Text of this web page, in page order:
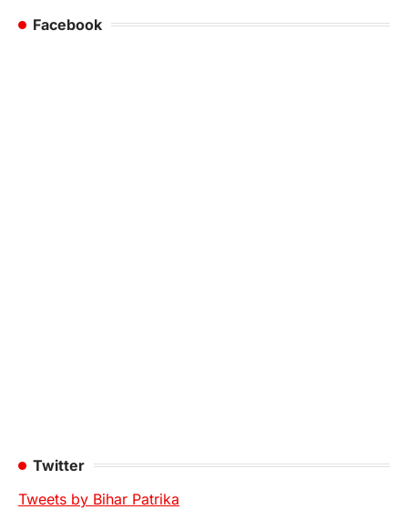
Facebook
Twitter
Tweets by Bihar Patrika